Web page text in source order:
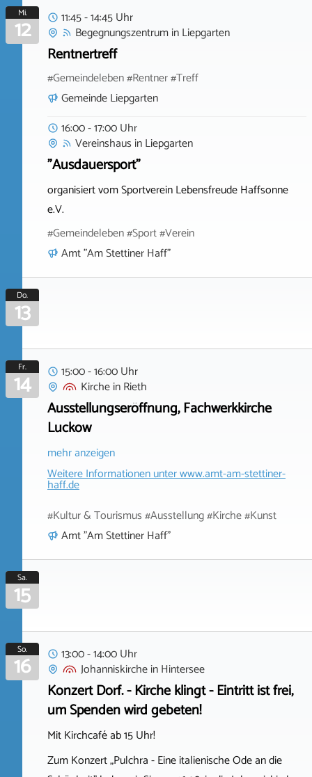
Mi.
12
11:45 - 14:45 Uhr
BegegnungszentruminLiepgarten
Rentnertreff
#Gemeindeleben #Rentner #Treff
Gemeinde Liepgarten
16:00 - 17:00 Uhr
Vereinshaus inLiepgarten
"Ausdauersport"
organisiert vom Sportverein Lebensfreude Haffsonne
e.V.
#Gemeindeleben #Sport #Verein
Amt "Am Stettiner Haff"
Do.
13
Fr.
14
15:00 - 16:00 Uhr
KircheinRieth
Ausstellungseröffnung, Fachwerkkirche
Luckow
mehr anzeigen
Weitere Informationen unterwww.amt-am-stettiner-
haff.de
#Kultur & Tourismus #Ausstellung #Kirche #Kunst
Amt "Am Stettiner Haff"
Sa.
15
So.
16
13:00 - 14:00 Uhr
JohanniskircheinHintersee
Konzert Dorf. - Kirche klingt - Eintritt ist frei,
um Spenden wird gebeten!
Mit Kirchcafé ab 15 Uhr!
Zum Konzert „Pulchra - Eine italienische Ode an die